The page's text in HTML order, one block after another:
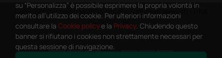
Copyright DoctorShop 2005-2026 - Tutti diritti riservati - P.IVA
04760660961
su “Personalizza” è possibile esprimere la propria volontà in
merito all'utilizzo dei cookie. Per ulteriori informazioni
consultare la Cookie policye la Privacy. Chiudendo questo
banner si rifiutano i cookies non strettamente necessari per
questa sessione di navigazione.